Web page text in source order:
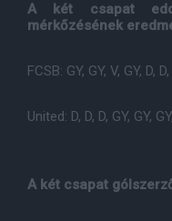
A két csapat
mérkőzésének
FCSB: GY, GY, V, GY, D,
United: D, D, D, GY, GY,
A két csapat